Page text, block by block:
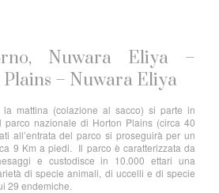
Nuwara Eliya –
– Nuwara Eliya
la mattina (colazione al sacco) si parte in
parco nazionale di Horton Plains (circa 40
all’entrata del parco si proseguirà per un
9 Km a piedi. Il parco è caratterizzata da
e custodisce in 10.000 ettari una
di specie animali, di uccelli e di specie
29 endemiche.